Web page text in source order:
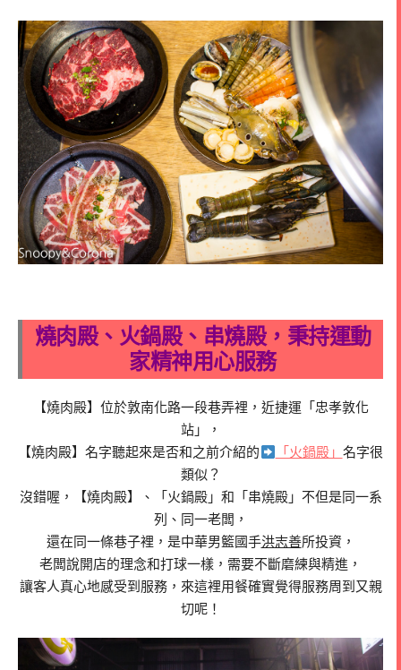
燒肉殿、火鍋殿、串燒殿，秉持運動
家精神用心服務
【燒肉殿】位於敦南化路一段巷弄裡，近捷運「忠孝敦化
站」，
【燒肉殿】名字聽起來是否和之前介紹的
「火鍋殿」 名字很
類似？
沒錯喔，【燒肉殿】、「火鍋殿」和「串燒殿」不但是同一系
列、同一老闆，
還在同一條巷子裡，是中華男籃國手洪志善所投資，
老闆說開店的理念和打球一樣，需要不斷磨練與精進，
讓客人真心地感受到服務，來這裡用餐確實覺得服務周到又親
切呢！